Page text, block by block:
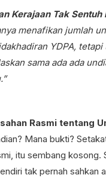
Kerajaan Tak Sentuh
menafikan jumlah
YDPA,
sama ada ada
Rasmi tentang
Mana bukti?
itu sembang kosong.
tak pernah sahkan